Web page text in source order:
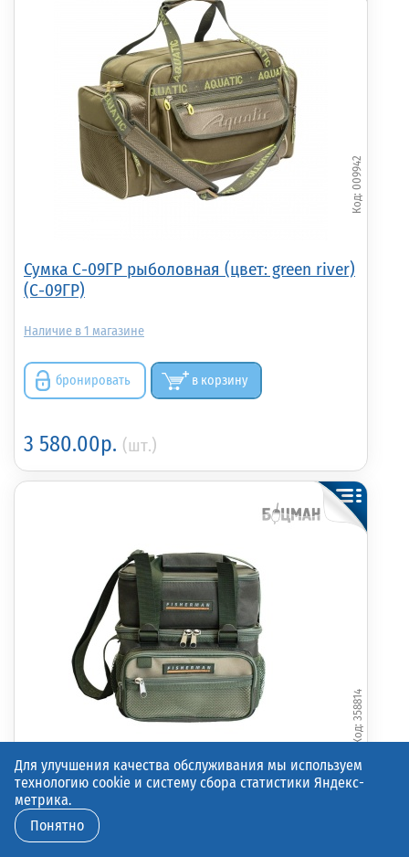
Сумка С-09ГР рыболовная (цвет: green river)
(С-09ГР)
009942
1
бронировать в корзину
3 580.00р. (шт.)
Сумка (27х21х19) Fisherman (ф43-9м)
358814
2
Для улучшения качества обслуживания мы используем
технологию cookie и систему сбора статистики Яндекс-
метрика.
Понятно